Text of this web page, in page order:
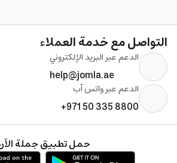
التواصل مع خدمة العملاء
الدعم عبر البريد الإلكتروني
help@jomla.ae
الدعم عبر واتس آب
+971 50 335 8800
حمل تطبيق جملة